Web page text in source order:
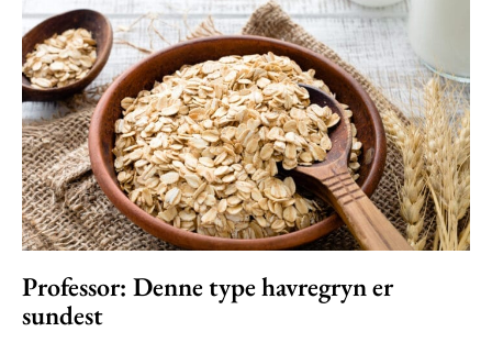
Professor: Denne type havregryn er
sundest